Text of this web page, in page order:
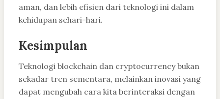
aman, dan lebih efisien dari teknologi ini dalam
kehidupan sehari-hari.
Kesimpulan
Teknologi blockchain dan cryptocurrency bukan
sekadar tren sementara, melainkan inovasi yang
dapat mengubah cara kita berinteraksi dengan